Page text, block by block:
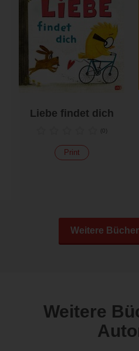
Liebe findet dich
(0
Print
Weitere
Weitere